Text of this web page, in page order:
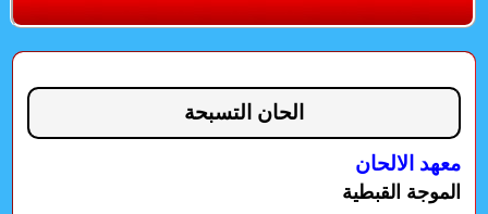
الحان التسبحة
معهد الالحان
الموجة القبطية